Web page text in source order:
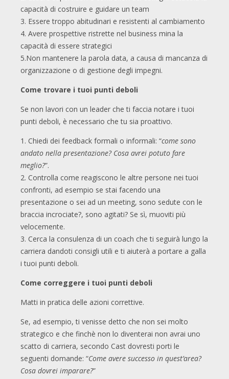
capacità di costruire e guidare un team
3. Essere troppo abitudinari e resistenti al cambiamento
4. Avere prospettive ristrette nel business mina la
capacità di essere strategici
5.Non mantenere la parola data, a causa di mancanza di
organizzazione o di gestione degli impegni.
Come trovare i tuoi punti deboli
Se non lavori con un leader che ti faccia notare i tuoi
punti deboli, è necessario che tu sia proattivo.
1. Chiedi dei feedback formali o informali: “come sono
andato nella presentazione? Cosa avrei potuto fare
meglio?”.
2. Controlla come reagiscono le altre persone nei tuoi
confronti, ad esempio se stai facendo una
presentazione o sei ad un meeting, sono sedute con le
braccia incrociate?, sono agitati? Se sì, muoviti più
velocemente.
3. Cerca la consulenza di un coach che ti seguirà lungo la
carriera dandoti consigli utili e ti aiuterà a portare a galla
i tuoi punti deboli.
Come correggere i tuoi punti deboli
Matti in pratica delle azioni correttive.
Se, ad esempio, ti venisse detto che non sei molto
strategico e che finchè non lo diventerai non avrai uno
scatto di carriera, secondo Cast dovresti porti le
seguenti domande: “Come avere successo in quest’area?
Cosa dovrei imparare?”